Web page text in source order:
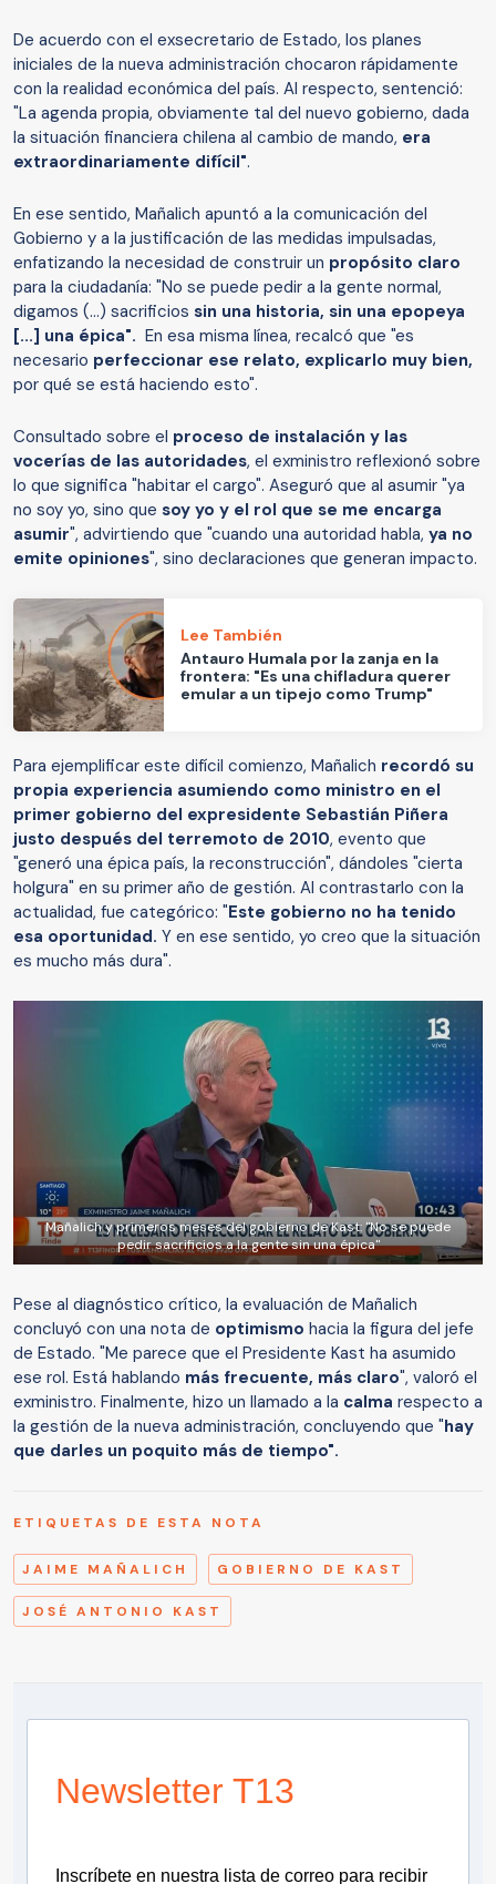
De acuerdo con el exsecretario de Estado, los planes
iniciales de la nueva administración chocaron rápidamente
con la realidad económica del país. Al respecto, sentenció:
"La agenda propia, obviamente tal del nuevo gobierno, dada
la situación financiera chilena al cambio de mando, era
extraordinariamente difícil".
En ese sentido, Mañalich apuntó a la comunicación del
Gobierno y a la justificación de las medidas impulsadas,
enfatizando la necesidad de construir un propósito claro
para la ciudadanía: "No se puede pedir a la gente normal,
digamos (...) sacrificios sin una historia, sin una epopeya
[...] una épica". En esa misma línea, recalcó que "es
necesario perfeccionar ese relato, explicarlo muy bien,
por qué se está haciendo esto".
Consultado sobre el proceso de instalación y las
vocerías de las autoridades, el exministro reflexionó sobre
lo que significa "habitar el cargo". Aseguró que al asumir "ya
no soy yo, sino que soy yo y el rol que se me encarga
asumir", advirtiendo que "cuando una autoridad habla, ya no
emite opiniones", sino declaraciones que generan impacto.
Lee También
Antauro Humala por la zanja en la
frontera: "Es una chifladura querer
emular a un tipejo como Trump"
Para ejemplificar este difícil comienzo, Mañalich recordó su
propia experiencia asumiendo como ministro en el
primer gobierno del expresidente Sebastián Piñera
justo después del terremoto de 2010, evento que
"generó una épica país, la reconstrucción", dándoles "cierta
holgura" en su primer año de gestión. Al contrastarlo con la
actualidad, fue categórico: "Este gobierno no ha tenido
esa oportunidad. Y en ese sentido, yo creo que la situación
es mucho más dura".
Mañalich y primeros meses del gobierno de Kast: "No se puede
pedir sacrificios a la gente sin una épica"
Pese al diagnóstico crítico, la evaluación de Mañalich
concluyó con una nota de optimismo hacia la figura del jefe
de Estado. "Me parece que el Presidente Kast ha asumido
ese rol. Está hablando más frecuente, más claro", valoró el
exministro. Finalmente, hizo un llamado a la calma respecto a
la gestión de la nueva administración, concluyendo que "hay
que darles un poquito más de tiempo".
ETIQUETAS DE ESTA NOTA
JAIME MAÑALICH GOBIERNO DE KAST
JOSÉ ANTONIO KAST
Newsletter T13
Inscríbete en nuestra lista de correo para recibir